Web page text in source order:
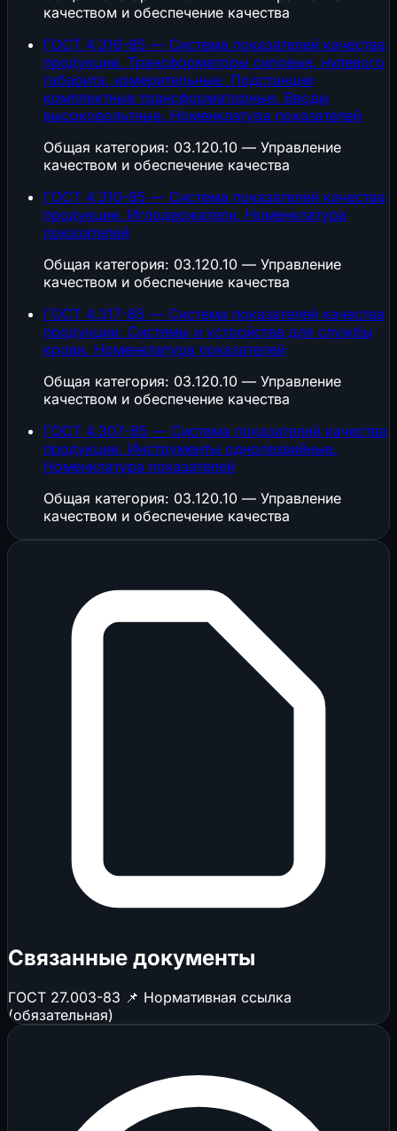
качеством и обеспечение качества
ГОСТ 4.316-85 — Система показателей качества
продукции. Трансформаторы силовые, нулевого
габарита, измерительные. Подстанции
комплектные трансформаторные. Вводы
высоковольтные. Номенклатура показателей
Общая категория: 03.120.10 — Управление
качеством и обеспечение качества
ГОСТ 4.310-85 — Система показателей качества
продукции. Иглодержатели. Номенклатура
показателей
Общая категория: 03.120.10 — Управление
качеством и обеспечение качества
ГОСТ 4.317-85 — Система показателей качества
продукции. Системы и устройства для службы
крови. Номенклатура показателей
Общая категория: 03.120.10 — Управление
качеством и обеспечение качества
ГОСТ 4.307-85 — Система показателей качества
продукции. Инструменты однолезвийные.
Номенклатура показателей
Общая категория: 03.120.10 — Управление
качеством и обеспечение качества
Связанные документы
ГОСТ 27.003-83 📌 Нормативная ссылка
(обязательная)